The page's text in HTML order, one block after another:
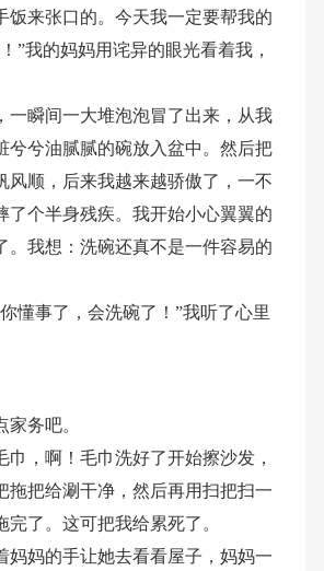
饭来张口的。今天我一定要帮我的
我的妈妈用诧异的眼光看着我，
一瞬间一大堆泡泡冒了出来，从我
兮兮油腻腻的碗放入盆中。然后把
顺，后来我越来越骄傲了，一不
个半身残疾。我开始小心翼翼的
我想：洗碗还真不是一件容易的
懂事了，会洗碗了！”我听了心里
务吧。
，啊！毛巾洗好了开始擦沙发，
把给涮干净，然后再用扫把扫一
了。这可把我给累死了。
妈的手让她去看看屋子，妈妈一